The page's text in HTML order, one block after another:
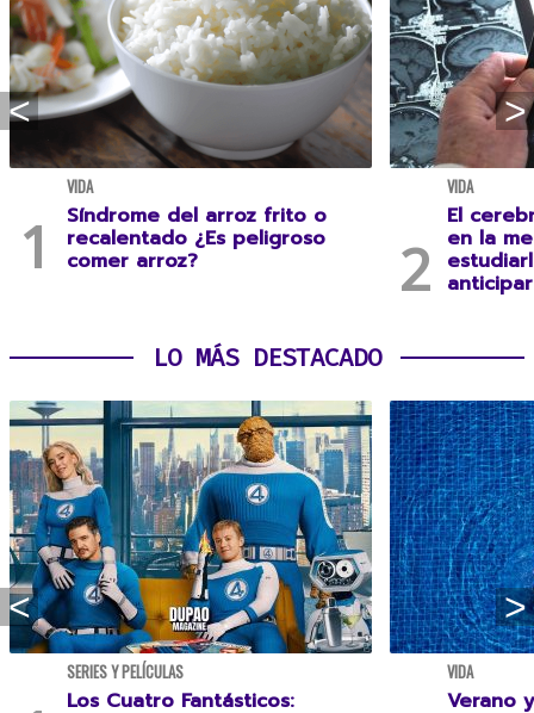
VIDA
Síndrome del arroz frito o
recalentado ¿Es peligroso
comer arroz?
VIDA
El
en la
LO MÁS DESTACADO
SERIES Y PELÍCULAS
Los Cuatro Fantásticos:
VIDA
Verano